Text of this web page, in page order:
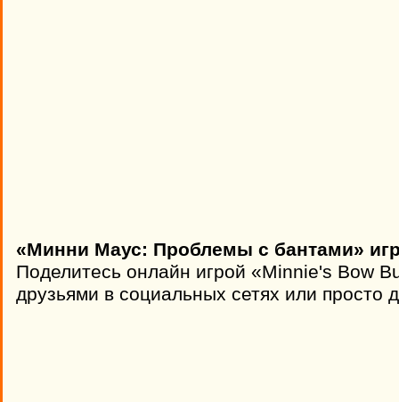
«Минни Маус: Проблемы с бантами»
Поделитесь онлайн игрой «Minnie's Bow
друзьями в социальных сетях или просто